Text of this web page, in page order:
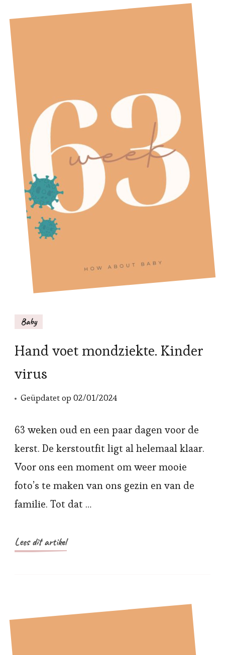
Baby
Hand voet mondziekte. Kinder
virus
Geüpdatet op 02/01/2024
63 weken oud en een paar dagen voor de
kerst. De kerstoutfit ligt al helemaal klaar.
Voor ons een moment om weer mooie
foto’s te maken van ons gezin en van de
familie. Tot dat …
Lees dit artikel